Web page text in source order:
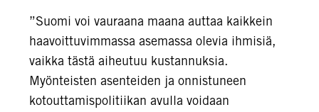
”Suomi voi vauraana maana auttaa kaikkein
haavoittuvimmassa asemassa olevia ihmisiä,
vaikka tästä aiheutuu kustannuksia.
Myönteisten asenteiden ja onnistuneen
kotouttamispolitiikan avulla voidaan